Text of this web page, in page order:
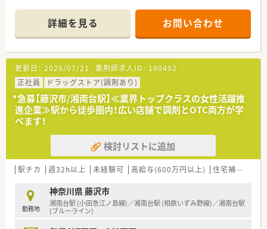
＊------------------------------------------＊
【店舗情報と応需状況について】
■六会日大前駅から徒歩2分と通勤に大変便利な場所にあり、
2021年にオープンしたばかりの大変綺麗な店舗です。
■同一建物の2階にある内科と小児科のクリニックから、毎日約
60枚から80枚の処方箋をメインに応需しています。
■近隣の医療機関だけでなく、お買い物のついでに処方箋をお持
ちいただく患者様も多く、地域に密着した環境です。
【募集背景と求める人物像について】
■現在は欠員補充のための急募を行っており、地域のお客様の健
康をサポートすることにやりがいを感じる方を求めています。
■調剤薬局での経験が2年以上、または病院での経験が3年以上
ある方で、これからのキャリアを築きたい方を歓迎します。
う意欲をお持ちの方であれば、さらに高く評価いたします。
【求人情報について】
詳細を見る お問い合わせ
更新日： 2026/07/21 薬剤師求人ID： 190492
正社員
ドラッグストア(調剤あり)
*急募【藤沢市/湘南台駅】≪業界トップクラスの女性活躍推
進企業≫駅から徒歩圏内！広い店舗で調剤とOTC両方が学
べます！
検討リストに追加
駅チカ 週32h以上 未経験可 高給与(600万円以上) 住宅補助(手当)あり
勤務地
神奈川県 藤沢市
湘南台駅 (小田急江ノ島線)／湘南台駅 (相鉄いずみ野線)／湘南台駅
(ブルーライン)